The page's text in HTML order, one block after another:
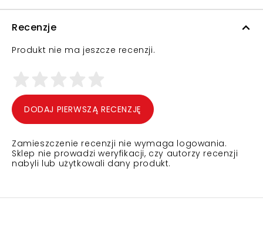
Recenzje
Produkt nie ma jeszcze recenzji.
DODAJ PIERWSZĄ RECENZJĘ
Zamieszczenie recenzji nie wymaga logowania.
Sklep nie prowadzi weryfikacji, czy autorzy recenzji
nabyli lub użytkowali dany produkt.